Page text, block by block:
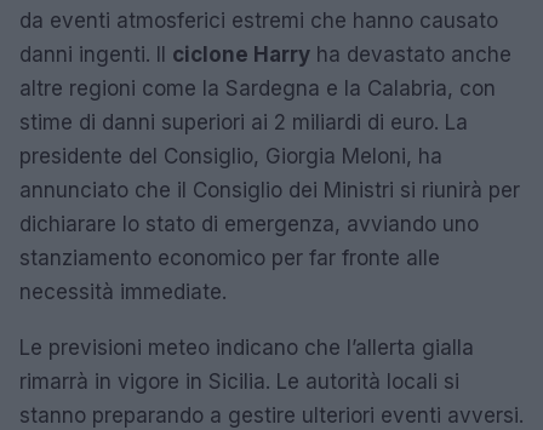
da eventi atmosferici estremi che hanno causato
danni ingenti. Il ciclone Harry ha devastato anche
altre regioni come la Sardegna e la Calabria, con
stime di danni superiori ai 2 miliardi di euro. La
presidente del Consiglio, Giorgia Meloni, ha
annunciato che il Consiglio dei Ministri si riunirà per
dichiarare lo stato di emergenza, avviando uno
stanziamento economico per far fronte alle
necessità immediate.
Le previsioni meteo indicano che l’allerta gialla
rimarrà in vigore in Sicilia. Le autorità locali si
stanno preparando a gestire ulteriori eventi avversi.